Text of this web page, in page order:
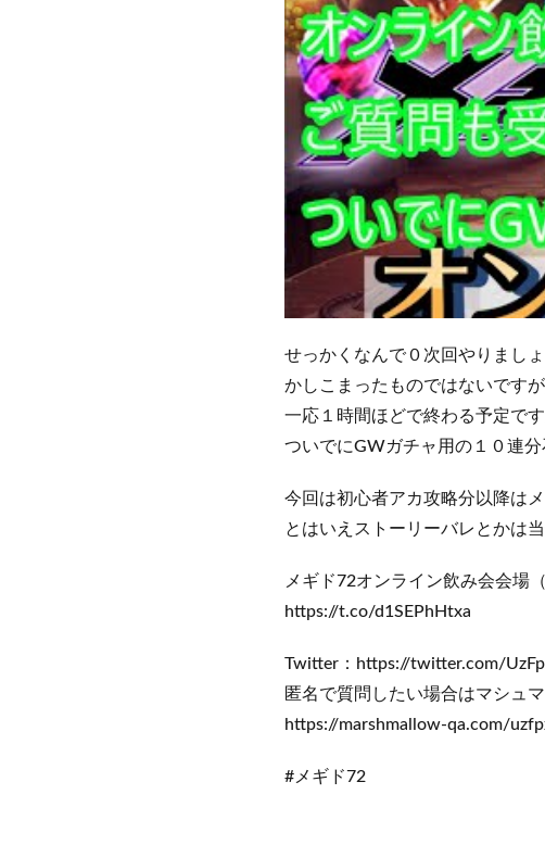
せっかくなんで０次回やりまし
かしこまったものではないです
一応１時間ほどで終わる予定で
ついでにGWガチャ用の１０連
今回は初心者アカ攻略分以降は
とはいえストーリーバレとかは
メギド72オンライン飲み会会場
https://t.co/d1SEPhHtxa
Twitter：https://twitter.com/
匿名で質問したい場合はマシュ
https://marshmallow-qa.com/
#メギド72